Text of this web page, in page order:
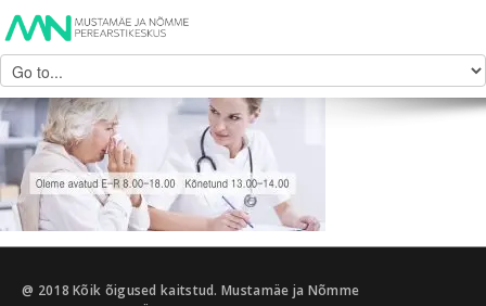
@ 2018 Kõik õigused kaitstud. Mustamäe ja Nõmme